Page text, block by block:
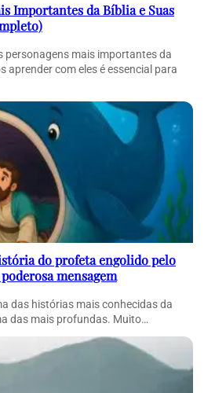
Importantes da Bíblia e Suas
personagens mais importantes da
aprender com eles é essencial para
do profeta engolido pelo
mensagem
das histórias mais conhecidas da
das mais profundas. Muito…